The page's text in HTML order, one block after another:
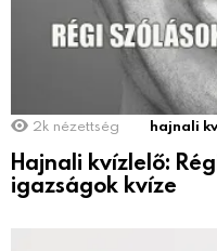
2k nézettség hajnali
Hajnali kvízlelő:
igazságok kvíze